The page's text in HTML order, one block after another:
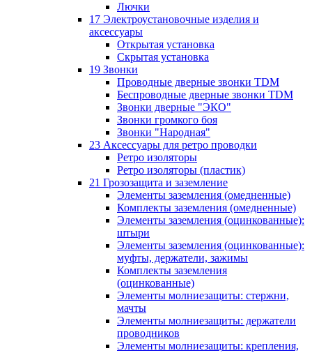
Лючки
17 Электроустановочные изделия и
аксессуары
Открытая установка
Скрытая установка
19 Звонки
Проводные дверные звонки TDM
Беспроводные дверные звонки TDM
Звонки дверные "ЭКО"
Звонки громкого боя
Звонки "Народная"
23 Аксессуары для ретро проводки
Ретро изоляторы
Ретро изоляторы (пластик)
21 Грозозащита и заземление
Элементы заземления (омедненные)
Комплекты заземления (омедненные)
Элементы заземления (оцинкованные):
штыри
Элементы заземления (оцинкованные):
муфты, держатели, зажимы
Комплекты заземления
(оцинкованные)
Элементы молниезащиты: стержни,
мачты
Элементы молниезащиты: держатели
проводников
Элементы молниезащиты: крепления,